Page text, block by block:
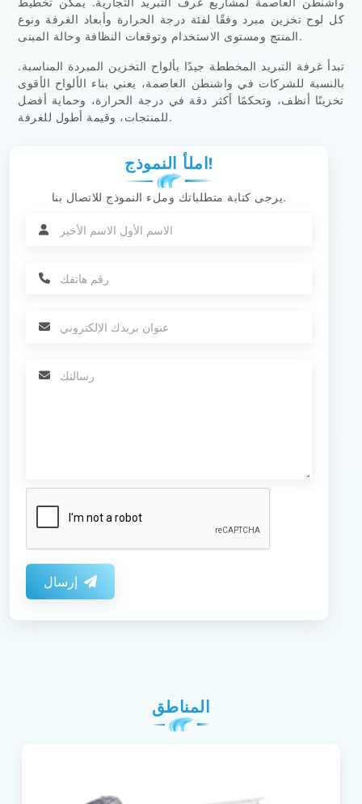
كل لوح تخزين مبرد وفقًا لفئة درجة الحرارة وأبعاد الغرفة ونوع
المنتج ومستوى الاستخدام وتوقعات النظافة وحالة المبنى.
تبدأ غرفة التبريد المخططة جيدًا بألواح التخزين المبردة المناسبة.
بالنسبة للشركات في واشنطن العاصمة، يعني بناء الألواح الأقوى
تخزينًا أنظف، وتحكمًا أكثر دقة في درجة الحرارة، وحماية أفضل
للمنتجات، وقيمة أطول للغرفة.
املأ النموذج!
يرجى كتابة متطلباتك وملء النموذج للاتصال بنا.
إرسال
المناطق